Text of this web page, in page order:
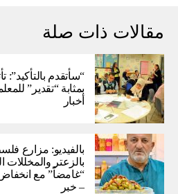
مقالات ذات صلة
“سأتقدم بالتأكيد”:
بمثابة “تقدير”
أخبار
بالفيديو: مزارع
بالزعتر والمخللات
“غامضاً” ​​مع انخفاض
– خبر